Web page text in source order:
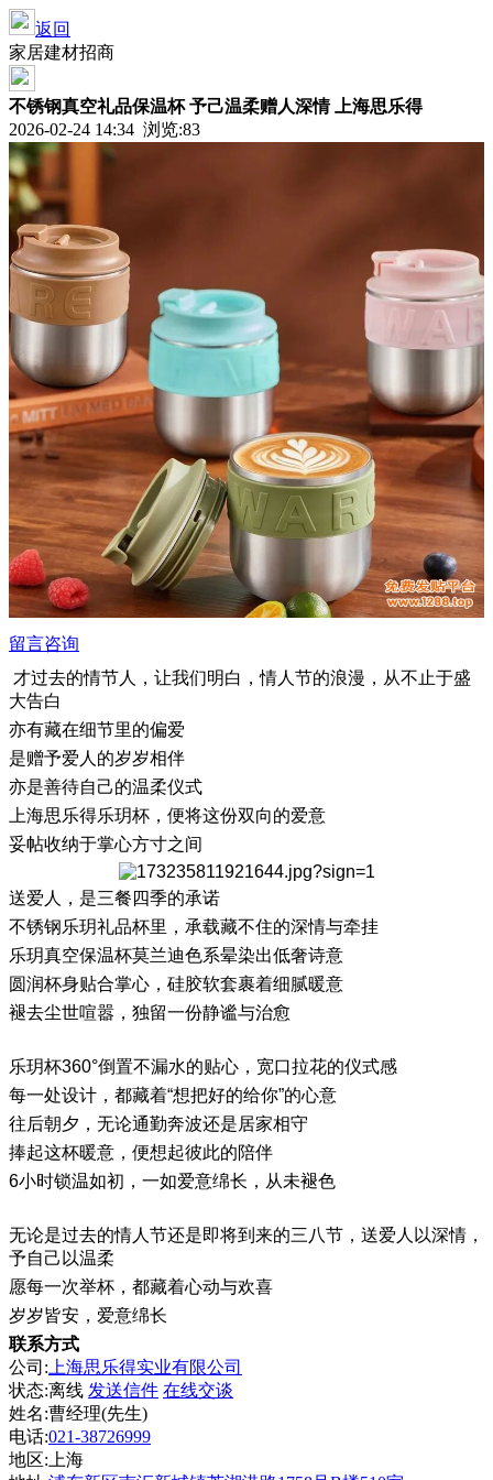
返回
家居建材招商
不锈钢真空礼品保温杯 予己温柔赠人深情 上海思乐得
2026-02-24 14:34 浏览:83
留言咨询
才过去的情节人，让我们明白，情人节的浪漫，从不止于盛
大告白
亦有藏在细节里的偏爱
是赠予爱人的岁岁相伴
亦是善待自己的温柔仪式
上海思乐得乐玥杯，便将这份双向的爱意
妥帖收纳于掌心方寸之间
送爱人，是三餐四季的承诺
不锈钢乐玥礼品杯里，承载藏不住的深情与牵挂
乐玥真空保温杯莫兰迪色系晕染出低奢诗意
圆润杯身贴合掌心，硅胶软套裹着细腻暖意
褪去尘世喧嚣，独留一份静谧与治愈
乐玥杯360°倒置不漏水的贴心，宽口拉花的仪式感
每一处设计，都藏着“想把好的给你”的心意
往后朝夕，无论通勤奔波还是居家相守
捧起这杯暖意，便想起彼此的陪伴
6小时锁温如初，一如爱意绵长，从未褪色
无论是过去的情人节还是即将到来的三八节，送爱人以深情，
予自己以温柔
愿每一次举杯，都藏着心动与欢喜
岁岁皆安，爱意绵长
联系方式
公司: 上海思乐得实业有限公司
状态:离线 发送信件 在线交谈
姓名:曹经理(先生)
电话:021-38726999
地区:上海